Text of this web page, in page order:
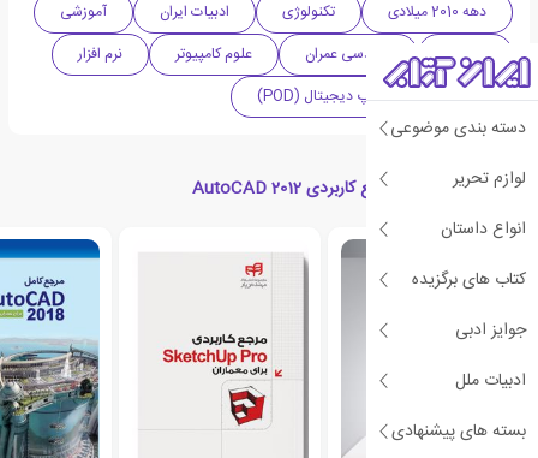
دسته بندی موضوعی
لوازم تحریر
انواع داستان
کتاب های برگزیده
جوایز ادبی
ادبیات ملل
بسته های پیشنهادی
دهه 2010 میلادی تکنولوژی ادبیات ایران
آموزشی
معماری
مهندسی عمران علوم کامپیوتر
نرم افزار
مهندسی
چاپ دیجیتال (POD)
کتاب های مرتبط با مرجع کاربردی AutoCAD 2012